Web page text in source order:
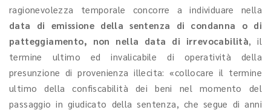
ragionevolezza temporale concorre a individuare nella
data di emissione della sentenza di condanna o di
patteggiamento, non nella data di irrevocabilità, il
termine ultimo ed invalicabile di operatività della
presunzione di provenienza illecita: «collocare il termine
ultimo della confiscabilità dei beni nel momento del
passaggio in giudicato della sentenza, che segue di anni